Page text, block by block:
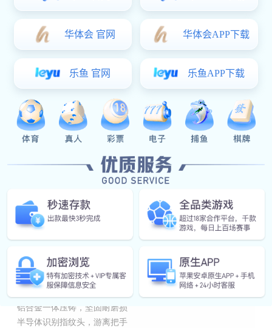
MB-01
所属分类
产品
铝合金一体压铸，坚固耐磨损
半导体识别指纹头，游离把手
5A级钻化智能触摸屏，更灵敏
远距离感应，超广视角，夜视红外补光，零操作解锁
避免因搬提重物、双手保娃，指纹破损等解锁不便
易彩堂:
在线咨询
产品详情
铝合金一体压铸，坚固耐磨损
半导体识别指纹头，游离把手